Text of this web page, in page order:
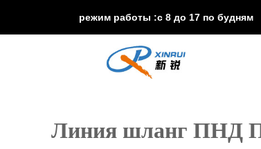
режим работы :с 8 до 17 по
Линия шланг ПНД